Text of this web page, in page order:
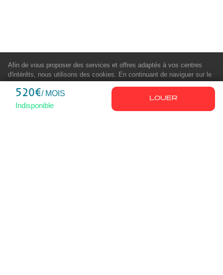
Afin de vous proposer des services et offres adaptés à vos centres
d'intérêts, nous utilisons des cookies. En continuant de naviguer sur le
520€/ MOIS
Indisponible
LOUER